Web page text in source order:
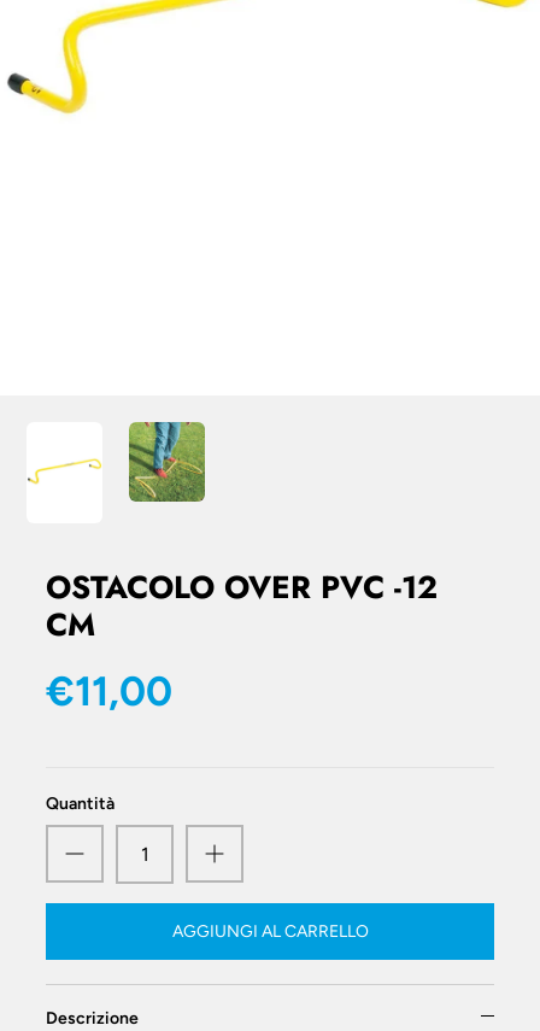
OSTACOLO OVER PVC -12
CM
€11,00
Quantità
AGGIUNGI AL CARRELLO
Descrizione